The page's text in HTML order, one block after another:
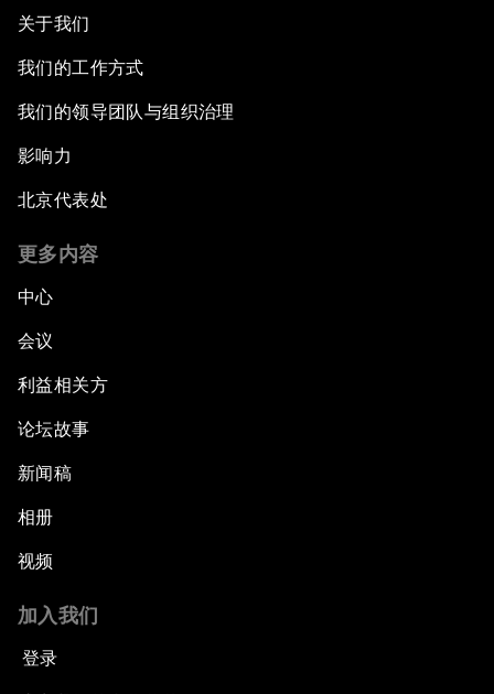
关于我们
我们的工作方式
我们的领导团队与组织治理
影响力
北京代表处
更多内容
中心
会议
利益相关方
论坛故事
新闻稿
相册
视频
加入我们
登录